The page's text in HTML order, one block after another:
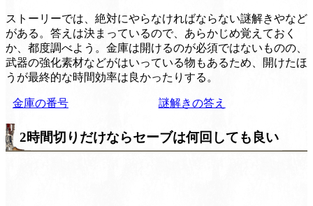
ストーリーでは、絶対にやらなければならない謎解きやなど
がある。答えは決まっているので、あらかじめ覚えておく
か、都度調べよう。金庫は開けるのが必須ではないものの、
武器の強化素材などがはいっている物もあるため、開けたほ
うが最終的な時間効率は良かったりする。
金庫の番号 謎解きの答え
2時間切りだけならセーブは何回しても良い